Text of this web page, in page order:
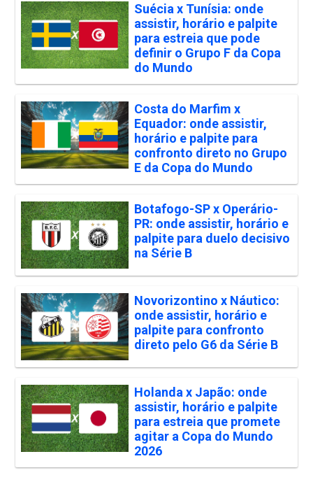
Suécia x Tunísia: onde
assistir, horário e palpite
para estreia que pode
definir o Grupo F da Copa
do Mundo
Costa do Marfim x
Equador: onde assistir,
horário e palpite para
confronto direto no Grupo
E da Copa do Mundo
Botafogo-SP x Operário-
PR: onde assistir, horário e
palpite para duelo decisivo
na Série B
Novorizontino x Náutico:
onde assistir, horário e
palpite para confronto
direto pelo G6 da Série B
Holanda x Japão: onde
assistir, horário e palpite
para estreia que promete
agitar a Copa do Mundo
2026